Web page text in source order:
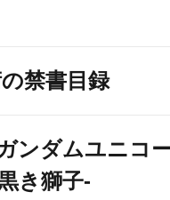
禁書目録
ンダムユニコ
き獅子-